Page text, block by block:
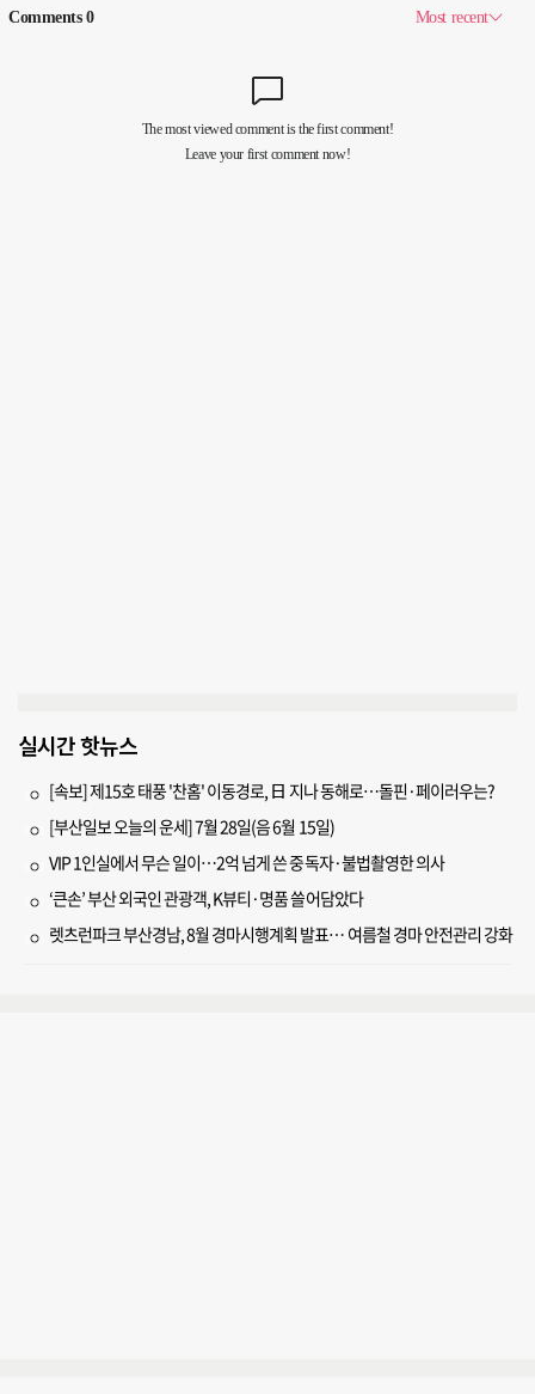
실시간 핫뉴스
[속보] 제15호 태풍 '찬홈' 이동경로, 日 지나 동해로…돌핀·페이러우는?
[부산일보 오늘의 운세] 7월 28일(음 6월 15일)
VIP 1인실에서 무슨 일이…2억 넘게 쓴 중독자·불법촬영한 의사
‘큰손’ 부산 외국인 관광객, K뷰티·명품 쓸어담았다
렛츠런파크 부산경남, 8월 경마시행계획 발표… 여름철 경마 안전관리 강화